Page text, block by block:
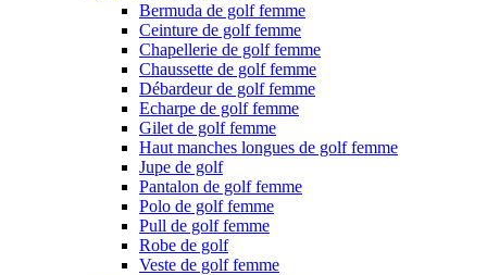
Bermuda de golf femme
Ceinture de golf femme
Chapellerie de golf femme
Chaussette de golf femme
Débardeur de golf femme
Echarpe de golf femme
Gilet de golf femme
Haut manches longues de golf femme
Jupe de golf
Pantalon de golf femme
Polo de golf femme
Pull de golf femme
Robe de golf
Veste de golf femme